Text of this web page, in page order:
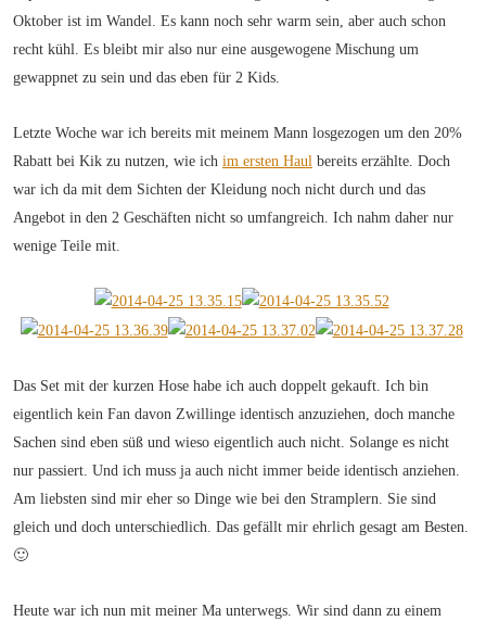
Oktober ist im Wandel. Es kann noch sehr warm sein, aber auch schon
recht kühl. Es bleibt mir also nur eine ausgewogene Mischung um
gewappnet zu sein und das eben für 2 Kids.
Letzte Woche war ich bereits mit meinem Mann losgezogen um den 20%
Rabatt bei Kik zu nutzen, wie ich im ersten Haul bereits erzählte. Doch
war ich da mit dem Sichten der Kleidung noch nicht durch und das
Angebot in den 2 Geschäften nicht so umfangreich. Ich nahm daher nur
wenige Teile mit.
Das Set mit der kurzen Hose habe ich auch doppelt gekauft. Ich bin
eigentlich kein Fan davon Zwillinge identisch anzuziehen, doch manche
Sachen sind eben süß und wieso eigentlich auch nicht. Solange es nicht
nur passiert. Und ich muss ja auch nicht immer beide identisch anziehen.
Am liebsten sind mir eher so Dinge wie bei den Stramplern. Sie sind
gleich und doch unterschiedlich. Das gefällt mir ehrlich gesagt am Besten.
🙂
Heute war ich nun mit meiner Ma unterwegs. Wir sind dann zu einem